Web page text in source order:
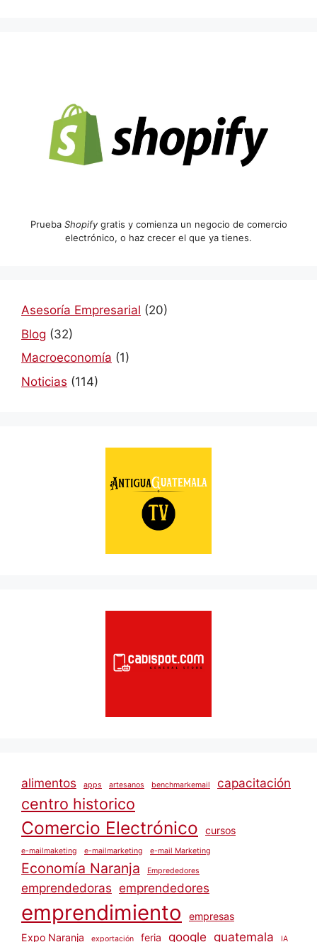
Prueba Shopifygratis y comienza un negocio de comercio
electrónico, o haz crecer el que ya tienes.
Asesoría Empresarial (20)
Blog (32)
Macroeconomía (1)
Noticias (114)
alimentos apps artesanos benchmarkemail capacitación
centro historico
Comercio Electrónico cursos
e-mailmaketing e-mailmarketing e-mail Marketing
Economía Naranja Emprededores
emprendedoras emprendedores
emprendimiento
empresas
Expo Naranja
exportación feria google guatemala IA